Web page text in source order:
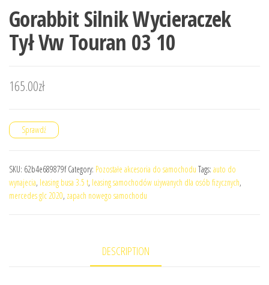
Gorabbit Silnik Wycieraczek
Tył Vw Touran 03 10
165.00zł
Sprawdź
SKU: 62b4e689879f Category: Pozostałe akcesoria do samochodu Tags: auto do
wynajecia, leasing busa 3.5 t, leasing samochodów używanych dla osób fizycznych,
mercedes glc 2020, zapach nowego samochodu
DESCRIPTION